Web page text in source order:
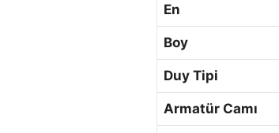
En
Boy
Duy Tipi
Armatür Camı